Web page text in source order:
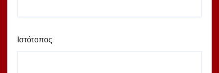
Ιστότοπος